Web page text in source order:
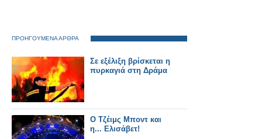
ΠΡΟΗΓΟΥΜΕΝΑ ΑΡΘΡΑ
Σε εξέλιξη βρίσκεται η
πυρκαγιά στη Δράμα
Ο Τζέιμς Μποντ και
η... Ελισάβετ!